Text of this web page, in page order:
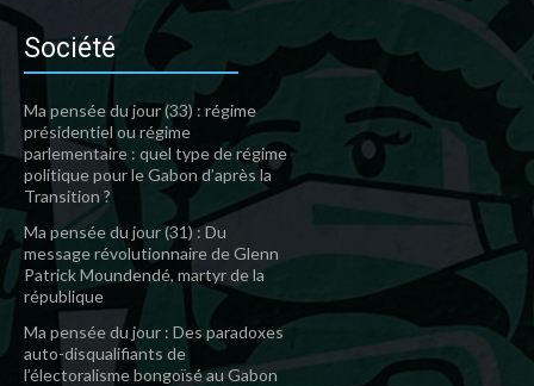
Société
Ma pensée du jour (33) : régime
présidentiel ou régime
parlementaire : quel type de régime
politique pour le Gabon d’après la
Transition ?
Ma pensée du jour (31) : Du
message révolutionnaire de Glenn
Patrick Moundendé, martyr de la
république
Ma pensée du jour : Des paradoxes
auto-disqualifiants de
l’électoralisme bongoïsé au Gabon